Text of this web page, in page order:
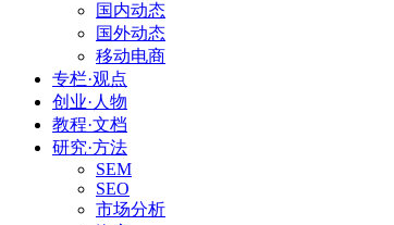
国内动态
国外动态
移动电商
专栏·观点
创业·人物
教程·文档
研究·方法
SEM
SEO
市场分析